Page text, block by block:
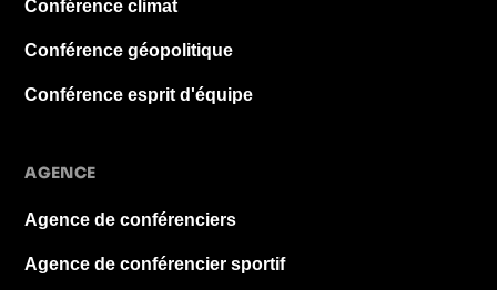
Conférence climat
Conférence géopolitique
Conférence esprit d'équipe
AGENCE
Agence de conférenciers
Agence de conférencier sportif